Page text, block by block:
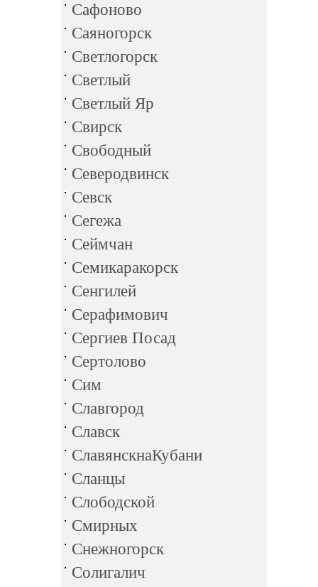
Сафоново
Саяногорск
Светлогорск
Светлый
Светлый Яр
Свирск
Свободный
Северодвинск
Севск
Сегежа
Сеймчан
Семикаракорск
Сенгилей
Серафимович
Сергиев Посад
Сертолово
Сим
Славгород
Славск
СлавянскнаКубани
Сланцы
Слободской
Смирных
Снежногорск
Солигалич